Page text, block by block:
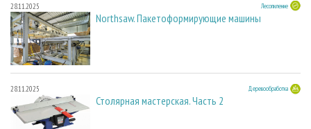
28.11.2025 Лесопиление
Northsaw. Пакетоформирующие машины
28.11.2025 Деревообработка
Столярная мастерская. Часть 2